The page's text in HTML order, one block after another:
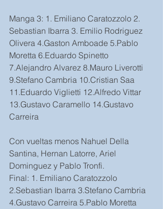
Manga 3: 1. Emiliano Caratozzolo 2.
Sebastian Ibarra 3. Emilio Rodriguez
Olivera 4.Gaston Amboade 5.Pablo
Moretta 6.Eduardo Spinetto
7.Alejandro Alvarez 8.Mauro Liverotti
9.Stefano Cambria 10.Cristian Saa
11.Eduardo Viglietti 12.Alfredo Vittar
13.Gustavo Caramello 14.Gustavo
Carreira
Con vueltas menos Nahuel Della
Santina, Hernan Latorre, Ariel
Dominguez y Pablo Tronfi.
Final: 1. Emiliano Caratozzolo
2.Sebastian Ibarra 3.Stefano Cambria
4.Gustavo Carreira 5.Pablo Moretta